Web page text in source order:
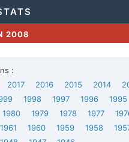
2008
:
2017 2016 2015 2014
1998 1997 1996 1995
1980 1979 1978 1977
1961 1960 1959 1958